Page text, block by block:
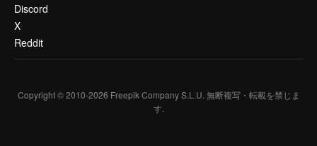
Discord
X
Reddit
Copyright © 2010-2026 Freepik Company S.L.U. 無断複写・転載を禁じま
す.